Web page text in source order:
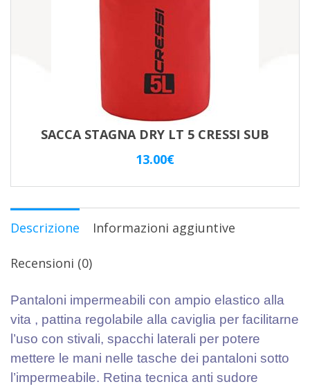
SACCA STAGNA DRY LT 5 CRESSI SUB
13.00€
Descrizione Informazioni aggiuntive
Recensioni (0)
Pantaloni impermeabili con ampio elastico alla
vita , pattina regolabile alla caviglia per facilitarne
l’uso con stivali, spacchi laterali per potere
mettere le mani nelle tasche dei pantaloni sotto
l’impermeabile. Retina tecnica anti sudore